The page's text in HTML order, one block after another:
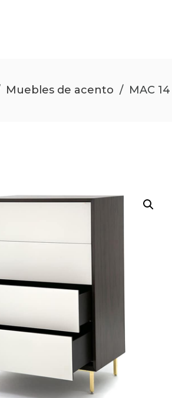
Muebles de acento / MAC